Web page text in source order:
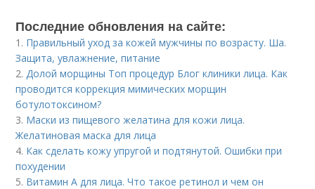
Последние обновления на сайте:
1. Правильный уход за кожей мужчины по возрасту. Ша.
Защита, увлажнение, питание
2.Долой морщины Топ процедур Блог клиники лица. Как
проводится коррекция мимических морщин
ботулотоксином?
3. Маски из пищевого желатина для кожи лица.
Желатиновая маска для лица
4. Как сделать кожу упругой и подтянутой. Ошибки при
похудении
5. Витамин A для лица. Что такое ретинол и чем он